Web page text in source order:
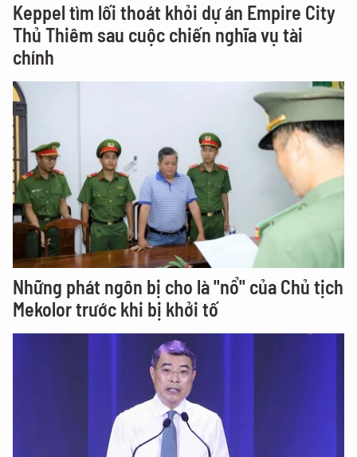
Keppel tìm lối thoát khỏi dự án Empire City
Thủ Thiêm sau cuộc chiến nghĩa vụ tài
chính
Những phát ngôn bị cho là "nổ" của Chủ tịch
Mekolor trước khi bị khởi tố